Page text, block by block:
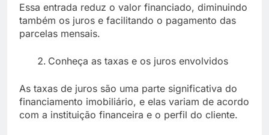
Essa entrada reduz o valor financiado, diminuindo
também os juros e facilitando o pagamento das
parcelas mensais.
Conheça as taxas e os juros envolvidos
As taxas de juros são uma parte significativa do
financiamento imobiliário, e elas variam de acordo
com a instituição financeira e o perfil do cliente.